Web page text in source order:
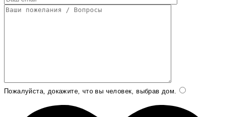
Пожалуйста, докажите, что вы человек, выбрав дом.